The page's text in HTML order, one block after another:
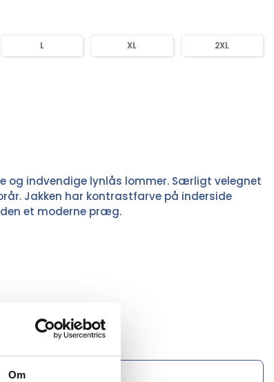
Om
L XL 2XL
og indvendige lynlås lommer. Særligt velegnet
Jakken har kontrastfarve på inderside
et moderne præg.